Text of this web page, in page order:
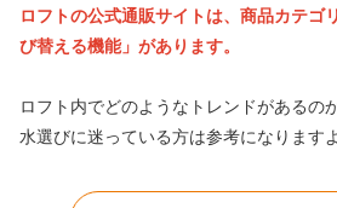
ロフトの公式通販サイトは、商品カテゴ
び替える機能」があります。
ロフト内でどのようなトレンドがあるの
水選びに迷っている方は参考になりますよ